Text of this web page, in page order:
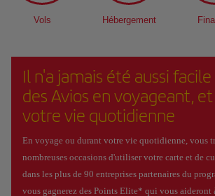
Vols Hébergement
Il n'a jamais été aussi
des Avios en voyageant,
votre vie quotidienne
En voyage ou durant votre vie quotidienne, vous
nombreuses occasions d'utiliser votre carte et de
dans les plus de 90 entreprises partenaires du
vous gagnerez des Points Elite* qui vous aideront